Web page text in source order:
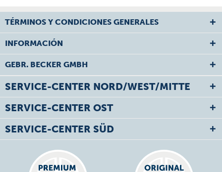
TÉRMINOS Y CONDICIONES GENERALES
INFORMACIÓN
GEBR. BECKER GMBH
SERVICE-CENTER NORD/WEST/MITTE
SERVICE-CENTER OST
SERVICE-CENTER SÜD